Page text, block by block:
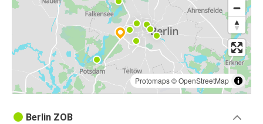
Protomaps©OpenStreetMap
Berlin ZOB